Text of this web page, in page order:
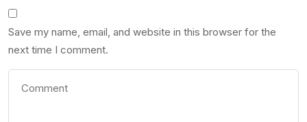
Save my name, email, and website in this browser for the
next time I comment.